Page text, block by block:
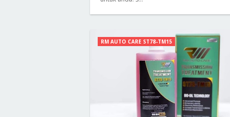
RM AUTO CARE ST78-TM15